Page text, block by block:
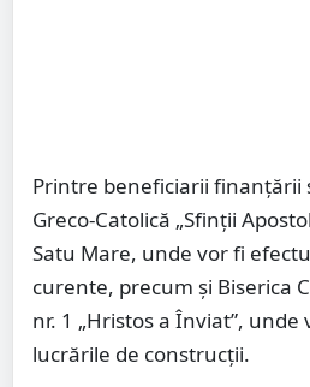
Printre beneficiarii finanțării
Greco-Catolică „Sfinții
Satu Mare, unde vor fi
curente, precum și Biserica
nr. 1 „Hristos a Înviat”,
lucrările de construcții.